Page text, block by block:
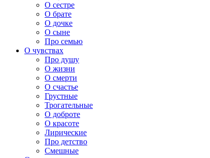
О сестре
О брате
О дочке
О сыне
Про семью
О чувствах
Про душу
О жизни
О смерти
О счастье
Грустные
Трогательные
О доброте
О красоте
Лирические
Про детство
Смешные